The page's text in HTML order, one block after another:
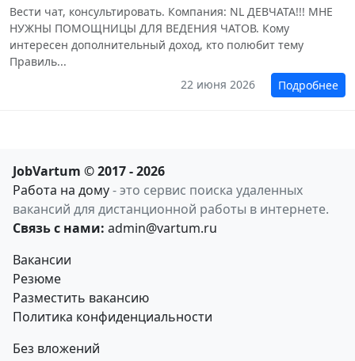
Вести чат, консультировать. Компания: NL ДЕВЧАТА!!! МНЕ
НУЖНЫ ПОМОЩНИЦЫ ДЛЯ ВЕДЕНИЯ ЧАТОВ. Кому
интересен дополнительный доход, кто полюбит тему
Правиль...
22 июня 2026
Подробнее
JobVartum © 2017 - 2026
Работа на дому- это сервис поиска удаленных
вакансий для дистанционной работы в интернете.
Связь с нами: admin@vartum.ru
Вакансии
Резюме
Разместить вакансию
Политика конфиденциальности
Без вложений